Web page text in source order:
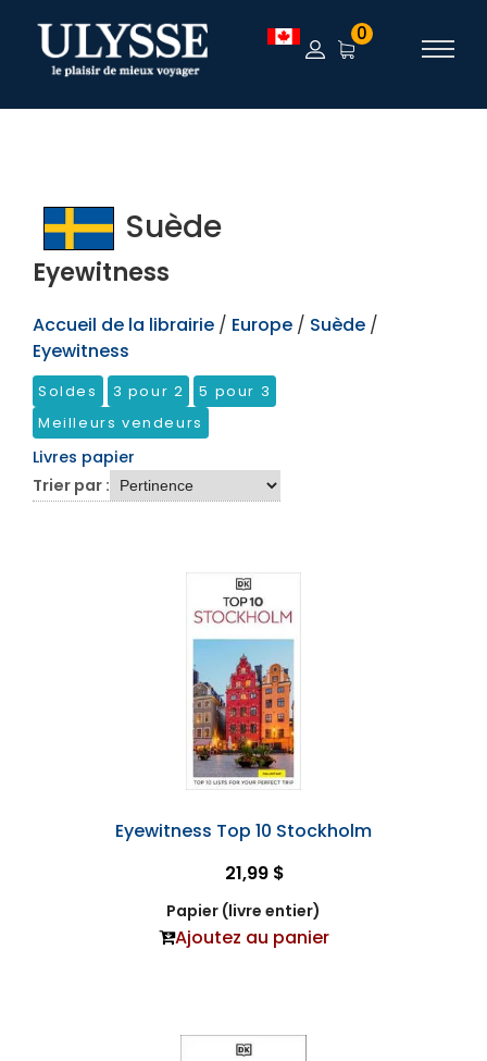
TEST 0
Suède
Eyewitness
Accueil de la librairie / Europe / Suède /
Eyewitness
Soldes 3 pour 2
5 pour 3
Meilleurs vendeurs
Livres papier
Trier par :
Eyewitness Top 10 Stockholm
21,99 $
Papier (livre entier)
Ajoutez au panier